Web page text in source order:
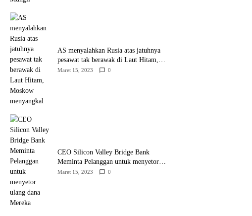
AS menyalahkan Rusia atas jatuhnya
pesawat tak berawak di Laut Hitam,
Moskow menyangkal
Maret 15, 2023 0
CEO Silicon Valley Bridge Bank
Meminta Pelanggan untuk menyetor
ulang dana Mereka
Maret 15, 2023 0